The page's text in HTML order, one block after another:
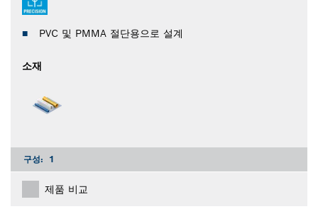
PVC 및 PMMA 절단용으로 설계
소재
구성: 1
제품 비교